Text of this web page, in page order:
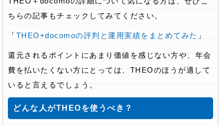
ちらの記事もチェックしてみてください。
「THEO+docomoの評判と運用実績をまとめてみた 」
還元されるポイントにあまり価値を感じない方や、年会
費を払いたくない方にとっては、THEOのほうが適して
いると言えるでしょう。
どんな人がTHEOを使うべき？